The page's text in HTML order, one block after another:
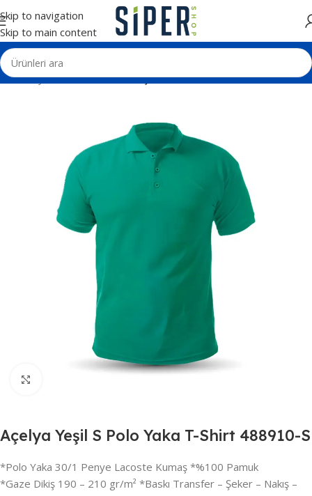
Skip to navigation
Skip to main content
Ana Sayfa Tekstil Ürünleri Tişörtler
Açelya Yeşil S Polo Yaka T-Shirt 488910-S
*Polo Yaka 30/1 Penye Lacoste Kumaş *%100 Pamuk
*Gaze Dikiş 190 – 210 gr/m² *Baskı Transfer – Şeker – Nakış –